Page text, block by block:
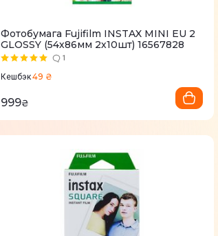
Фотобумага Fujifilm INSTAX MINI EU 2
GLOSSY (54х86мм 2х10шт) 16567828
1
Кешбэк49 ₴
999₴